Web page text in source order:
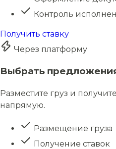
Контроль
Получить ставку
Через платформу
Выбрать
Разместите груз и
напрямую.
Размещение груза
Получение ставок